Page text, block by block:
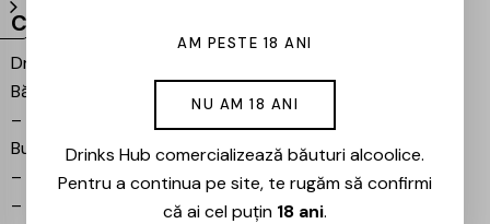
Contact
Drinks Hub – Magazin de
Băuturi
–
București 061102
–
info@drinkshub.ro
–
AM PESTE 18 ANI
NU AM 18 ANI
Drinks Hub comercializează băuturi alcoolice.
Pentru a continua pe site, te rugăm să confirmi
că ai cel puțin 18 ani.